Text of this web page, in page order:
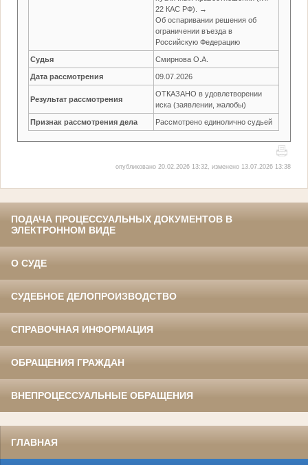
22 КАС РФ). →
Об оспаривании решения об
ограничении въезда в
Российскую Федерацию
Судья Смирнова О.А.
Дата рассмотрения 09.07.2026
Результат рассмотрения
ОТКАЗАНО в удовлетворении
иска (заявлении, жалобы)
Признак рассмотрения дела Рассмотрено единолично судьей
опубликовано 20.02.2026 13:32, изменено 13.07.2026 13:38
ПОДАЧА ПРОЦЕССУАЛЬНЫХ ДОКУМЕНТОВ В
ЭЛЕКТРОННОМ ВИДЕ
О СУДЕ
СУДЕБНОЕ ДЕЛОПРОИЗВОДСТВО
СПРАВОЧНАЯ ИНФОРМАЦИЯ
ОБРАЩЕНИЯ ГРАЖДАН
ВНЕПРОЦЕССУАЛЬНЫЕ ОБРАЩЕНИЯ
ГЛАВНАЯ